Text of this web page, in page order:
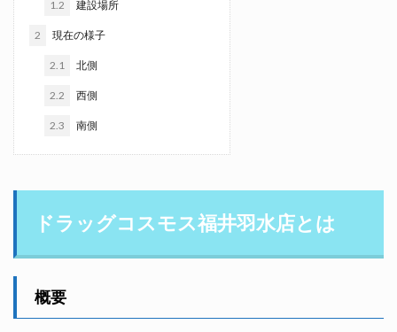
1.2 建設場所
2 現在の様子
2.1 北側
2.2 西側
2.3 南側
ドラッグコスモス福井羽水店とは
概要